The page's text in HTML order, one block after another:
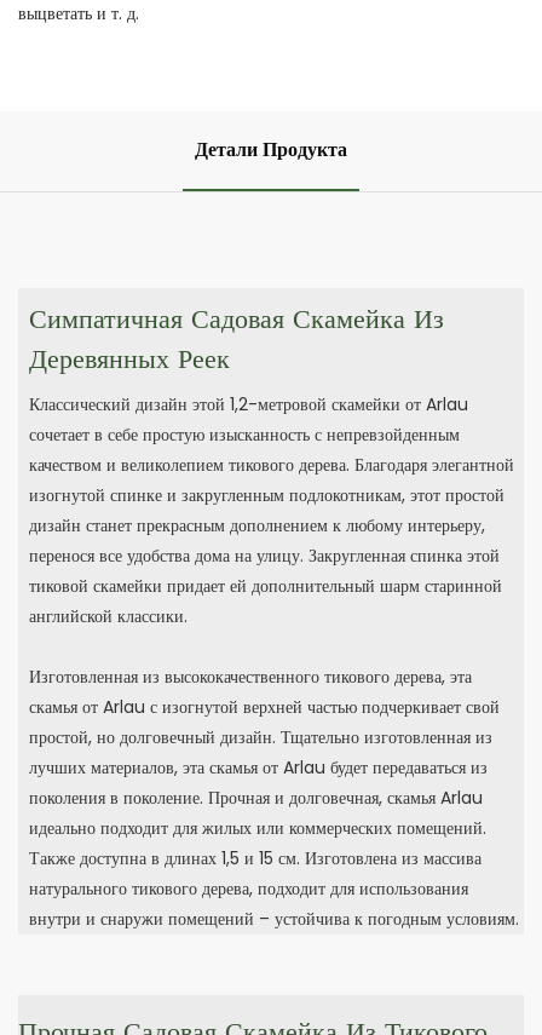
выцветать и т. д.
Детали Продукта
Симпатичная Садовая Скамейка Из
Деревянных Реек
Классический дизайн этой 1,2-метровой скамейки от Arlau
сочетает в себе простую изысканность с непревзойденным
качеством и великолепием тикового дерева. Благодаря элегантной
изогнутой спинке и закругленным подлокотникам, этот простой
дизайн станет прекрасным дополнением к любому интерьеру,
перенося все удобства дома на улицу. Закругленная спинка этой
тиковой скамейки придает ей дополнительный шарм старинной
английской классики.
Изготовленная из высококачественного тикового дерева, эта
скамья от Arlau с изогнутой верхней частью подчеркивает свой
простой, но долговечный дизайн. Тщательно изготовленная из
лучших материалов, эта скамья от Arlau будет передаваться из
поколения в поколение. Прочная и долговечная, скамья Arlau
идеально подходит для жилых или коммерческих помещений.
Также доступна в длинах 1,5 и 15 см. Изготовлена ​​из массива
натурального тикового дерева, подходит для использования
внутри и снаружи помещений – устойчива к погодным условиям.